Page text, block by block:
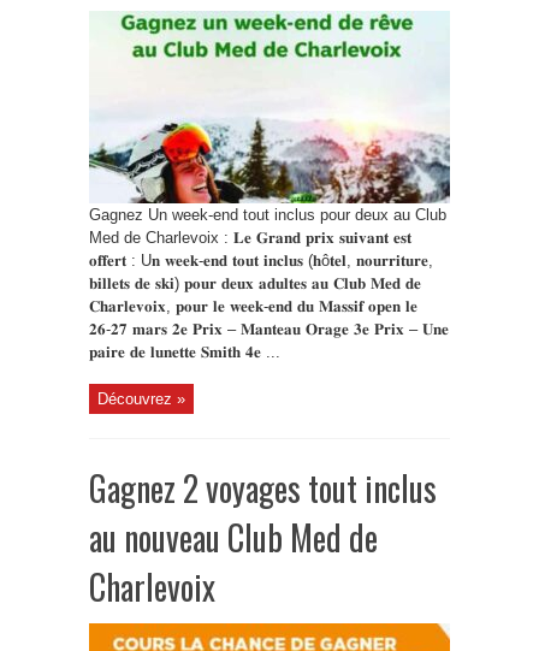
Gagnez Un week-end tout inclus pour deux au Club
Med de Charlevoix : 𝐋𝐞 𝐆𝐫𝐚𝐧𝐝 𝐩𝐫𝐢𝐱 𝐬𝐮𝐢𝐯𝐚𝐧𝐭 𝐞𝐬𝐭
𝐨𝐟𝐟𝐞𝐫𝐭 : U𝐧 𝐰𝐞𝐞𝐤-𝐞𝐧𝐝 𝐭𝐨𝐮𝐭 𝐢𝐧𝐜𝐥𝐮𝐬 (𝐡ô𝐭𝐞𝐥, 𝐧𝐨𝐮𝐫𝐫𝐢𝐭𝐮𝐫𝐞,
𝐛𝐢𝐥𝐥𝐞𝐭𝐬 𝐝𝐞 𝐬𝐤𝐢) 𝐩𝐨𝐮𝐫 𝐝𝐞𝐮𝐱 𝐚𝐝𝐮𝐥𝐭𝐞𝐬 𝐚𝐮 𝐂𝐥𝐮𝐛 𝐌𝐞𝐝 𝐝𝐞
𝐂𝐡𝐚𝐫𝐥𝐞𝐯𝐨𝐢𝐱, 𝐩𝐨𝐮𝐫 𝐥𝐞 𝐰𝐞𝐞𝐤-𝐞𝐧𝐝 𝐝𝐮 𝐌𝐚𝐬𝐬𝐢𝐟 𝐨𝐩𝐞𝐧 𝐥𝐞
𝟐𝟔-𝟐𝟕 𝐦𝐚𝐫𝐬 𝟐𝐞 𝐏𝐫𝐢𝐱 – 𝐌𝐚𝐧𝐭𝐞𝐚𝐮 𝐎𝐫𝐚𝐠𝐞 𝟑𝐞 𝐏𝐫𝐢𝐱 – 𝐔𝐧𝐞
𝐩𝐚𝐢𝐫𝐞 𝐝𝐞 𝐥𝐮𝐧𝐞𝐭𝐭𝐞 𝐒𝐦𝐢𝐭𝐡 𝟒𝐞 ...
Découvrez »
Gagnez 2 voyages tout inclus
au nouveau Club Med de
Charlevoix